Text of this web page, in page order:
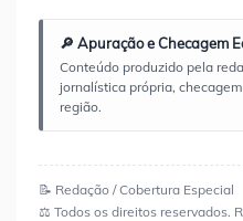
🔎 Apuração e Checagem
Conteúdo produzido pela
jornalística própria,
região.
📝 Redação / Cobertura Especial
⚖️ Todos os direitos reservados.